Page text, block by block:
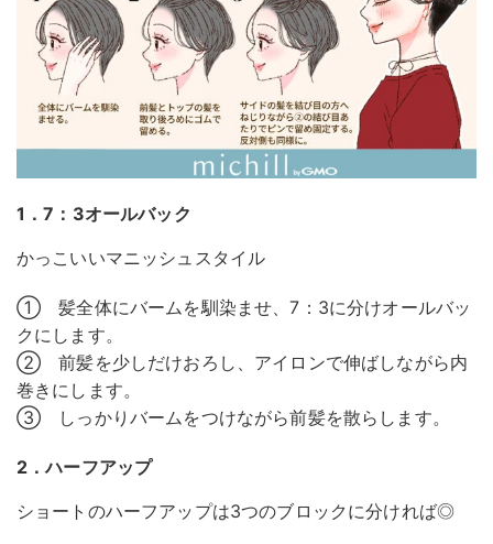
1．7：3オールバック
かっこいいマニッシュスタイル
① 髪全体にバームを馴染ませ、7：3に分けオールバッ
クにします。
② 前髪を少しだけおろし、アイロンで伸ばしながら内
巻きにします。
③ しっかりバームをつけながら前髪を散らします。
2．ハーフアップ
ショートのハーフアップは3つのブロックに分ければ◎